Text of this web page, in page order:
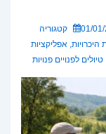
01/
קטגוריה
היכרויות, אפליקציות
טיולים לפנויים פנויות